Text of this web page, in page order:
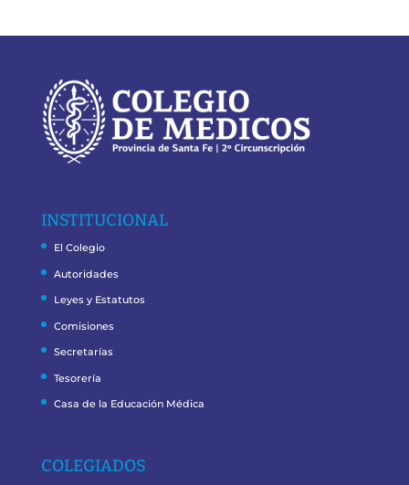
INSTITUCIONAL
El Colegio
Autoridades
Leyes y Estatutos
Comisiones
Secretarías
Tesorería
Casa de la Educación Médica
COLEGIADOS